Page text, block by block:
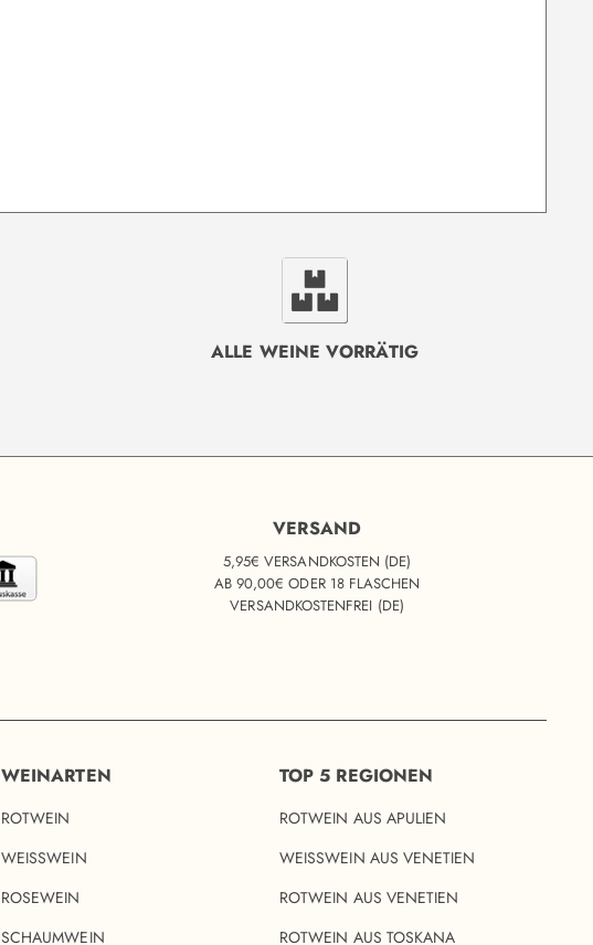
ALLE WEINE VORRÄTIG
VERSAND
5,95€ VERSANDKOSTEN (DE)
AB 90,00€ ODER 18 FLASCHEN
VERSANDKOSTENFREI (DE)
WEINARTEN
ROTWEIN
WEISSWEIN
ROSEWEIN
SCHAUMWEIN
TOP 5 REGIONEN
ROTWEIN AUS APULIEN
WEISSWEIN AUS VENETIEN
ROTWEIN AUS VENETIEN
ROTWEIN AUS TOSKANA